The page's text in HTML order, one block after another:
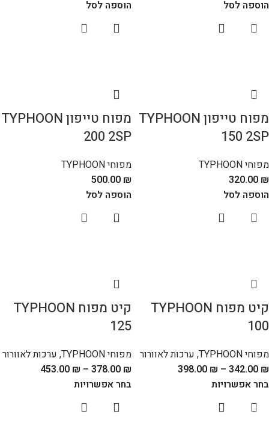
הוספה לסל
הוספה לסל
מפוח טייפון TYPHOON
150 2SP
מפוחי TYPHOON
320.00 ₪
הוספה לסל
מפוח טייפון TYPHOON
200 2SP
מפוחי TYPHOON
500.00 ₪
הוספה לסל
קיט מפוח TYPHOON
100
מפוחי TYPHOON , ערכות לאוורור
342.00 ₪
–
398.00 ₪
בחר אפשרויות
קיט מפוח TYPHOON
125
מפוחי TYPHOON , ערכות לאוורור
378.00 ₪
–
453.00 ₪
בחר אפשרויות